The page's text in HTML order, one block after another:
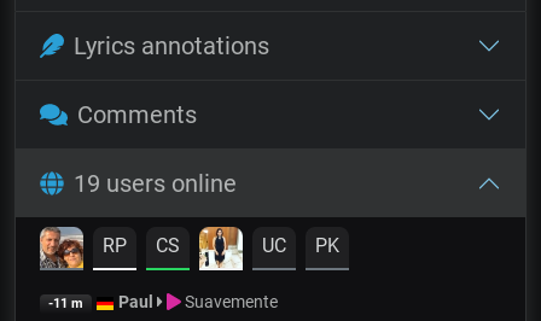
Lyrics annotations
Comments
19 users online
RP CS UC PK
-11 m Paul Suavemente